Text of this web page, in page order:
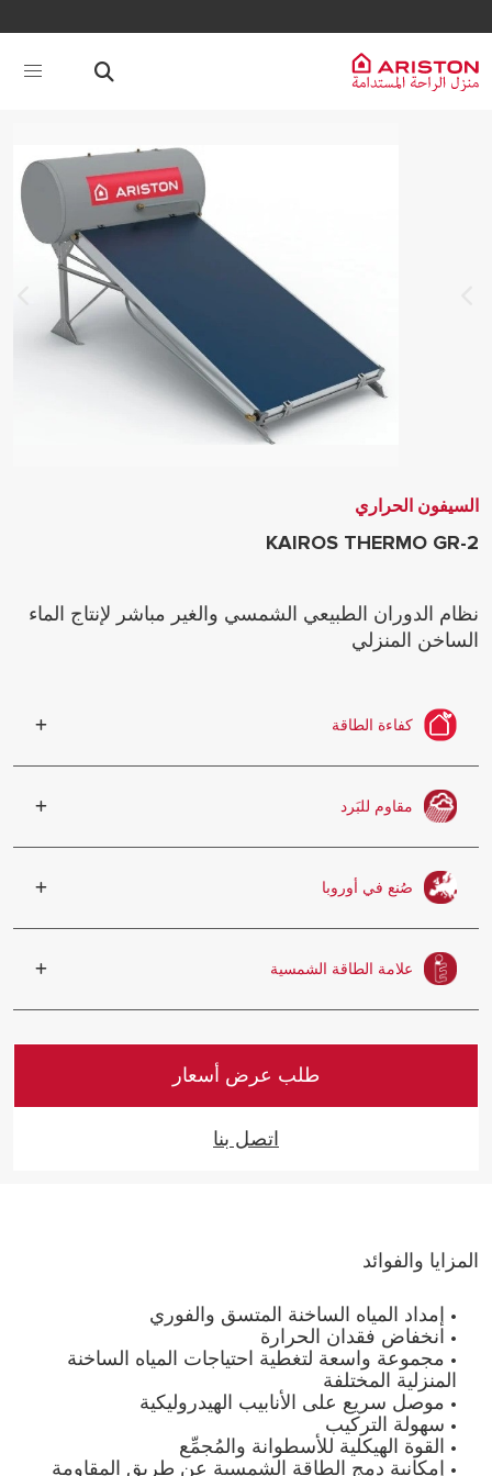
السيفون الحراري
KAIROS THERMO GR-2
نظام الدوران الطبيعي الشمسي والغير مباشر لإنتاج الماء
الساخن المنزلي
كفاءة الطاقة
استغلال أفضل للطاقة ومصادر الطاقة
المتجددة وتحسين الأداء
مقاوم للبَرد
زجاج سميك مقاوم للبَرَد
صُنع في أوروبا
صُنع وفقا للمعايير الأوروبية الصارمة
علامة الطاقة الشمسية
متوافقة مع شهادة الجودة الأوروبية للأنظمة
الشمسية
طلب عرض أسعار
اتصل بنا
المزايا والفوائد
• إمداد المياه الساخنة المتسق والفوري
• انخفاض فقدان الحرارة
• مجموعة واسعة لتغطية احتياجات المياه الساخنة
المنزلية المختلفة
• موصل سريع على الأنابيب الهيدروليكية
• سهولة التركيب
• القوة الهيكلية للأسطوانة والمُجمِّع
• إمكانية دمج الطاقة الشمسية عن طريق المقاومة